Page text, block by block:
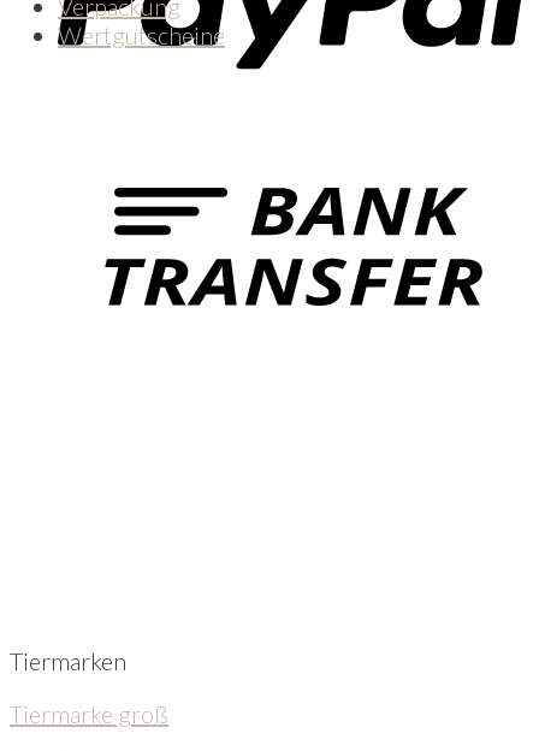
Verpackung
Wertgutscheine
Tiermarken
Tiermarke groß